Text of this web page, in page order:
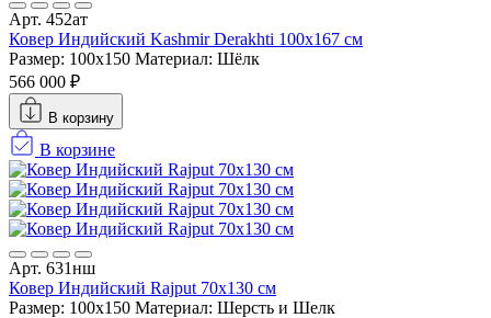
Арт. 452ат
Ковер Индийский Kashmir Derakhti 100x167 см
Размер: 100x150 Материал: Шёлк
566 000 ₽
В корзину
В корзине
Арт. 631нш
Ковер Индийский Rajput 70x130 см
Размер: 100x150 Материал: Шерсть и Шелк